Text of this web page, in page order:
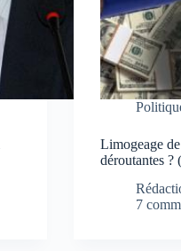
Limogeage
déroutantes ?
7